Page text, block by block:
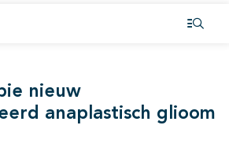
nieuw
anaplastisch glioom